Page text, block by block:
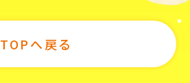
TOPへ戻る